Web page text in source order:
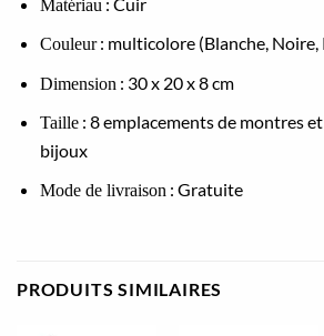
Matériau
Couleur: multicolore (Blanche, Noire,
Dimension : 30 x 20 x 8 cm
Taille: 8 emplacements de montres
bijoux
Mode de livraison : Gratuite
PRODUITS SIMILAIRES